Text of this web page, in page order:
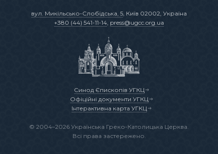
вул. Микільсько-Слобідська, 5, Київ 02002, Україна
+380 (44) 541-11-14, press@ugcc.org.ua
Синод Єпископів УГКЦ
Офіційні документи УГКЦ
Інтерактивна карта УГКЦ
© 2004–2026 Українська Греко-Католицька Церква.
Всі права застережено.